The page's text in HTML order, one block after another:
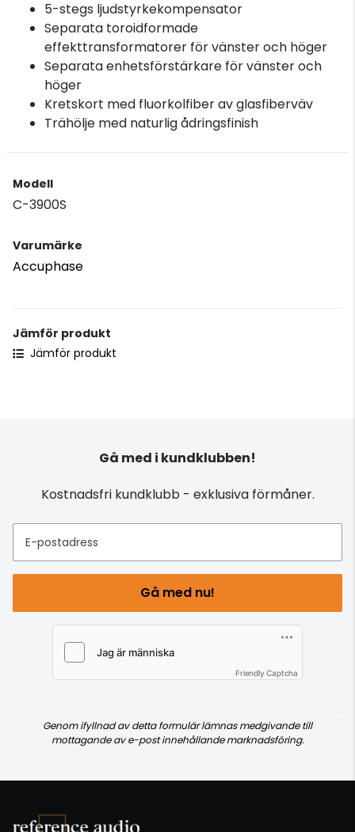
5-stegs ljudstyrkekompensator
Separata toroidformade
effekttransformatorer för vänster och höger
Separata enhetsförstärkare för vänster och
höger
Kretskort med fluorkolfiber av glasfiberväv
Trähölje med naturlig ådringsfinish
Modell
C-3900S
Varumärke
Accuphase
Jämför produkt
Jämför produkt
Gå med i kundklubben!
Kostnadsfri kundklubb - exklusiva förmåner.
E-postadress
Gå med nu!
Friendly Captcha
Genom ifyllnad av detta formulär lämnas medgivande till
mottagande av e-post innehållande marknadsföring.